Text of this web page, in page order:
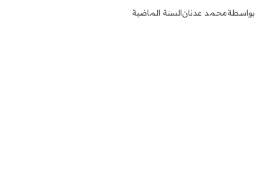
بواسطةمحمد عدنانالسنة الماضية